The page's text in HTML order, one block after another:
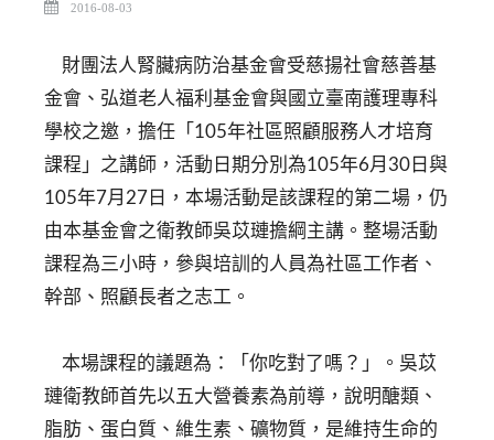
2016-08-03
財團法人腎臟病防治基金會受慈揚社會慈善基
金會、弘道老人福利基金會與國立臺南護理專科
學校之邀，擔任「105年社區照顧服務人才培育
課程」之講師，活動日期分別為105年6月30日與
105年7月27日，本場活動是該課程的第二場，仍
由本基金會之衛教師吳苡璉擔綱主講。整場活動
課程為三小時，參與培訓的人員為社區工作者、
幹部、照顧長者之志工。
本場課程的議題為：「你吃對了嗎？」。吳苡
璉衛教師首先以五大營養素為前導，說明醣類、
脂肪、蛋白質、維生素、礦物質，是維持生命的